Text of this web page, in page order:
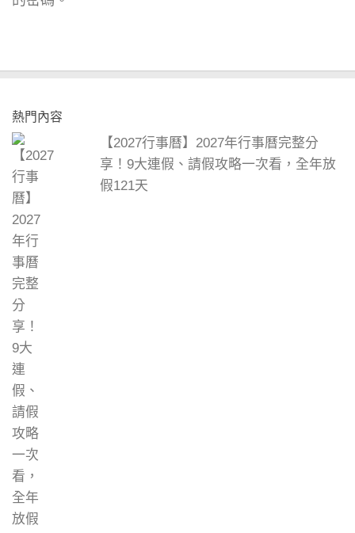
熱門內容
【2027行事曆】2027年行事曆完整分
享！9大連假、請假攻略一次看，全年放
假121天